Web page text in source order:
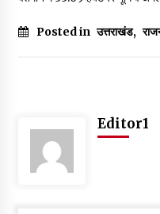
Thought Of
May 10,
Posted in उत्तराखंड,
Editor1